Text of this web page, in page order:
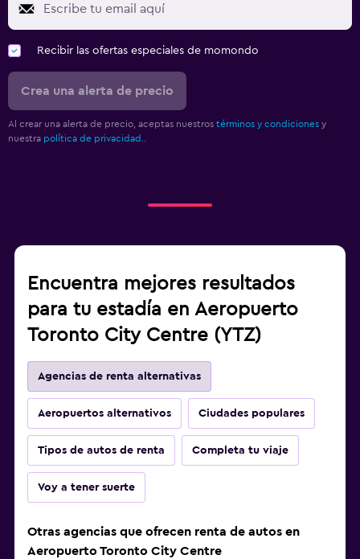
Recibir las ofertas especiales de momondo
Crea una alerta de precio
Al crear una alerta de precio, aceptas nuestros términos y condiciones y
nuestra política de privacidad..
Encuentra mejores resultados
para tu estadía en Aeropuerto
Toronto City Centre (YTZ)
Agencias de renta alternativas
Aeropuertos alternativos Ciudades populares
Tipos de autos de renta Completa tu viaje
Voy a tener suerte
Otras agencias que ofrecen renta de autos en
Aeropuerto Toronto City Centre